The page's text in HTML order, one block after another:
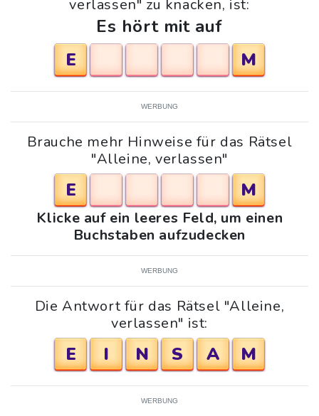
verlassen" zu knacken, ist:
Es hört mit auf
E
M
WERBUNG
Brauche mehr Hinweise für das Rätsel
"Alleine, verlassen"
E M
Klicke auf ein leeres Feld, um einen
Buchstaben aufzudecken
WERBUNG
Die Antwort für das Rätsel "Alleine,
verlassen" ist:
E I N S A M
WERBUNG